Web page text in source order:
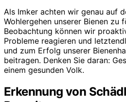
Als Imker achten wir genau auf
Wohlergehen unserer Bienen zu
Beobachtung können wir
Probleme reagieren und
und zum Erfolg unserer
beitragen. Denken Sie daran:
einem gesunden Volk.
Erkennung von